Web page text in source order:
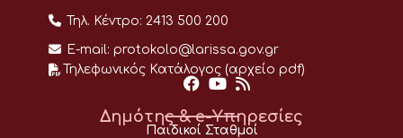
Τηλ. Κέντρο: 2413 500 200
E-mail: protokolo@larissa.gov.gr
Τηλεφωνικός Κατάλογος (αρχείο pdf)
Δημότης & e-Υπηρεσίες
Παιδικοί Σταθμοί